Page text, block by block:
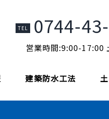
TEL 0744-
営業時間:9:00-17:00
建築防水工法